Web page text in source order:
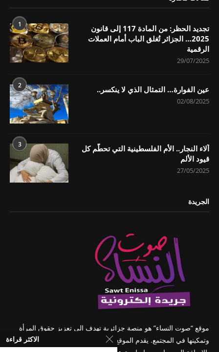
1
تجديد الحظر: من المادة 117 إلى قانون
2025… الجزائر تُغلق الباب أمام العملات
الرقمية
29/07/2025
2 عين الفوارة… التمثال الذي لا ينكسر..
02/08/2025
3
آلاء النجار.. الأم الفلسطينية التي تحطّم كل
قيود الألم
27/05/2025
الجريدة
موقع “صوت النساء” هو منصة جزائرية تهدف إلى تعزيز حقوق المرأة
وتمكينها في المجتمع. يقدم الموقع مقالات وأخبارًا حول قضايا المرأة،
الاكثر قراءة